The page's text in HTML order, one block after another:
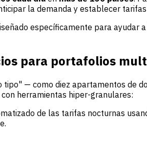
la demanda y establecer
específicamente para ayudar
para portafolios
— como diez apartamentos de
herramientas hiper-granulares:
de las tarifas nocturnas